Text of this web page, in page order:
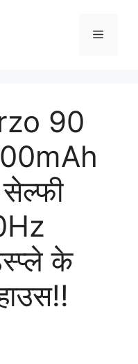
Menu
90
के